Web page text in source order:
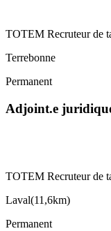
TOTEM Recruteur de
Terrebonne
Permanent
Adjoint.e
TOTEM Recruteur de
Laval(11,6km)
Permanent